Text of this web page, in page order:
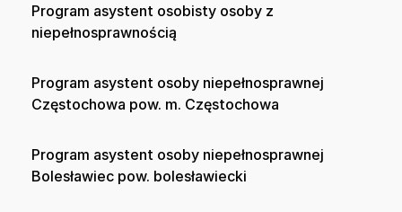
Program asystent osobisty osoby z
niepełnosprawnością
Program asystent osoby niepełnosprawnej
Częstochowa pow. m. Częstochowa
Program asystent osoby niepełnosprawnej
Bolesławiec pow. bolesławiecki